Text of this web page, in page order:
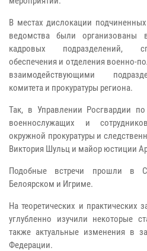
В местах дислокации
ведомства были организованы
кадровых подразделений,
обеспечения и отделения военно-
взаимодействующими
комитета и прокуратуры региона.
Так, в Управлении Росгвардии
военнослужащих и
окружной прокуратуры и
Виктория Шульц и майор юстиции
Подобные встречи прошли в
Белоярском и Игриме.
На теоретических и практических
углубленно изучили некоторые
также актуальные изменения в
Федерации.